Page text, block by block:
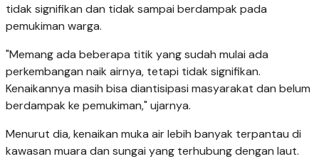
tidak signifikan dan tidak sampai berdampak pada
pemukiman warga.
"Memang ada beberapa titik yang sudah mulai ada
perkembangan naik airnya, tetapi tidak signifikan.
Kenaikannya masih bisa diantisipasi masyarakat dan belum
berdampak ke pemukiman," ujarnya.
Menurut dia, kenaikan muka air lebih banyak terpantau di
kawasan muara dan sungai yang terhubung dengan laut.